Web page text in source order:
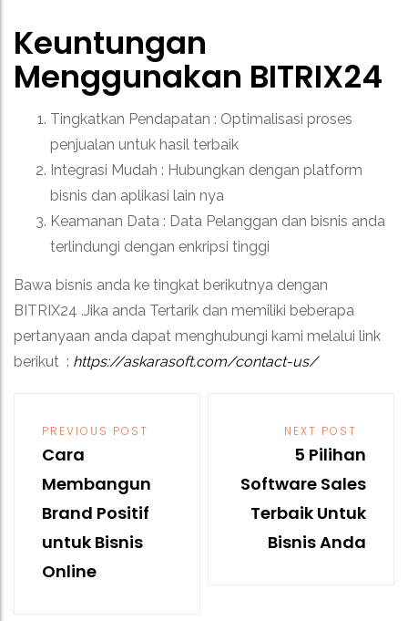
Keuntungan
Menggunakan BITRIX24
Tingkatkan Pendapatan : Optimalisasi proses
penjualan untuk hasil terbaik
Integrasi Mudah : Hubungkan dengan platform
bisnis dan aplikasi lain nya
Keamanan Data : Data Pelanggan dan bisnis anda
terlindungi dengan enkripsi tinggi
Bawa bisnis anda ke tingkat berikutnya dengan
BITRIX24 .Jika anda Tertarik dan memiliki beberapa
pertanyaan anda dapat menghubungi kami melalui link
berikut : https://askarasoft.com/contact-us/
navigation
PREVIOUS POST
Cara
Membangun
Brand Positif
untuk Bisnis
Online
NEXT POST
5 Pilihan
Software Sales
Terbaik Untuk
Bisnis Anda